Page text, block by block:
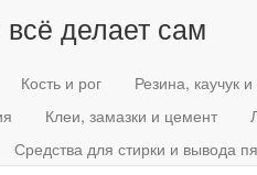
всё делает сам
Кость и рог Резина, каучук и
Клеи, замазки и цемент
Средства для стирки и вывода